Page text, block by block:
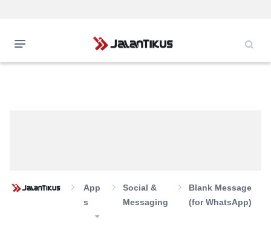
App
S
Social &
Messaging
Blank Message
(for WhatsApp)